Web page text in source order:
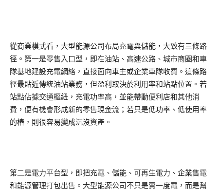
從商業模式看，大型能源公司布局充電與儲能，大致有三條路
徑。第一是零售入口型，即在油站、高速公路、城市商圈和車
隊基地建設充電網絡，直接面向車主或企業車隊收費。這條路
徑最貼近傳統油站業務，但盈利取決於利用率和站點位置。若
站點佔據交通樞紐，充電功率高，並能帶動便利店和其他消
費，便有機會形成新的零售現金流；若只是低功率、低使用率
的樁，則很容易變成沉沒資產。
第二是電力平台型，即把充電、儲能、可再生電力、企業售電
和能源管理打包出售。大型能源公司不只是賣一度電，而是幫